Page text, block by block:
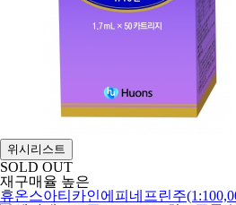
위시리스트
SOLD OUT
재구매율 높은
휴온스아티카인에피네프린주